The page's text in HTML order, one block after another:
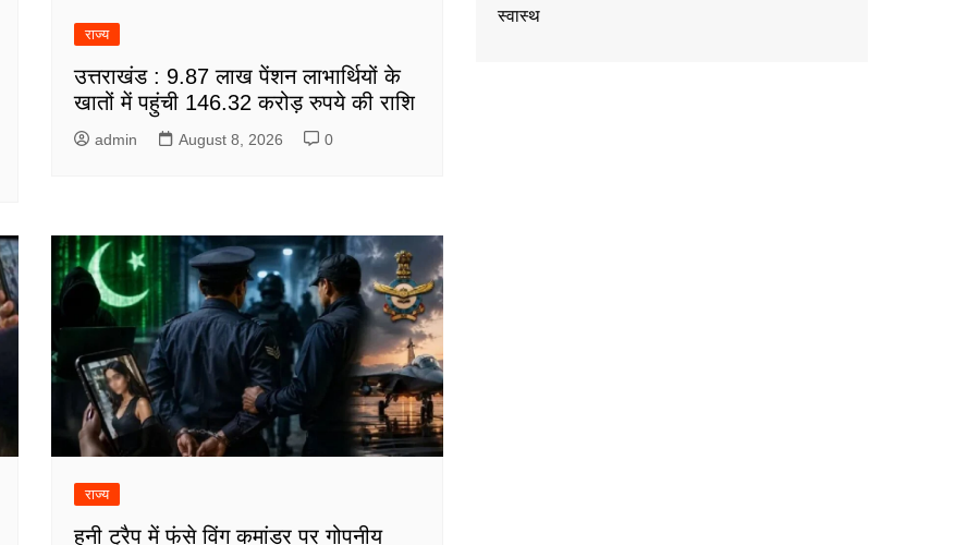
राज्य
उत्तराखंड : 9.87 लाख पेंशन लाभार्थियों के
खातों में पहुंची 146.32 करोड़ रुपये की राशि
admin August 8, 2026 0
राज्य
हनी ट्रैप में फंसे विंग कमांडर पर गोपनीय
स्वास्थ